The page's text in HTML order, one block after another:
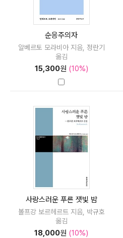
순응주의자
알베르토 모라비아 지음, 정란기
옮김
15,300원 (10%)
사랑스러운 푸른 잿빛 밤
볼프강 보르헤르트 지음, 박규호
옮김
18,000원 (10%)